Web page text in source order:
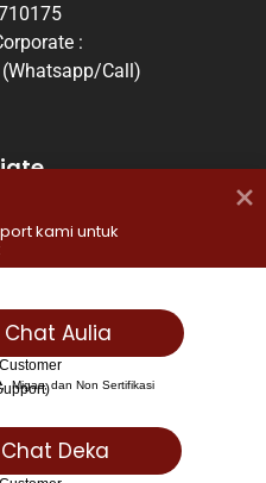
:
Call)
kami untuk
Chat Aulia
Chat Deka
Migas, dan Non Sertifikasi